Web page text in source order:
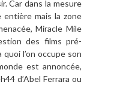
Car dans la mesure
entière mais la zone
Miracle Mile
des films pré-
l’on occupe son
est annoncée,
d’Abel Ferrara ou